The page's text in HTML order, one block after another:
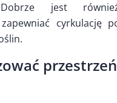
jest
cyrkulację